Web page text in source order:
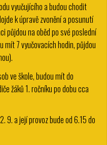
vyučujícího a budou chodit
k úpravě zvonění a posunutí
půjdou na oběd po své poslední
mít 7 vyučovacích hodin, půjdou
ve škole, budou mít do
žáků 1. ročníku po dobu cca
9. a její provoz bude od 6.15 do